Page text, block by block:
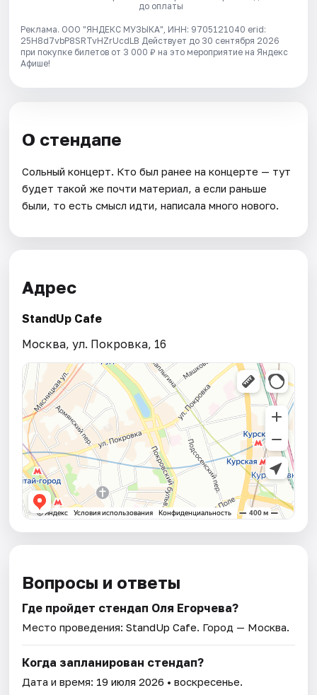
до оплаты
Реклама. ООО "ЯНДЕКС МУЗЫКА", ИНН: 9705121040 erid:
25H8d7vbP8SRTvHZrUcdLB Действует до 30 сентября 2026
при покупке билетов от 3 000 ₽ на это мероприятие на Яндекс
Афише!
О стендапе
Сольный концерт. Кто был ранее на концерте — тут
будет такой же почти материал, а если раньше
были, то есть смысл идти, написала много нового.
Адрес
StandUp Cafe
Москва, ул. Покровка, 16
Вопросы и ответы
Где пройдет стендап Оля Егорчева?
Место проведения:StandUp Cafe. Город — Москва.
Когда запланирован стендап?
Дата и время: 19 июля 2026 • воскресенье.